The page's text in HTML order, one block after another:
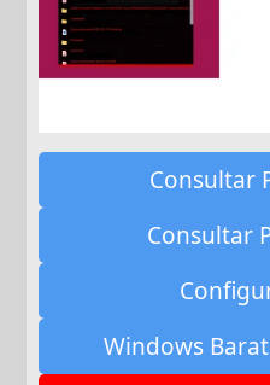
Consultar
Consultar
Windows